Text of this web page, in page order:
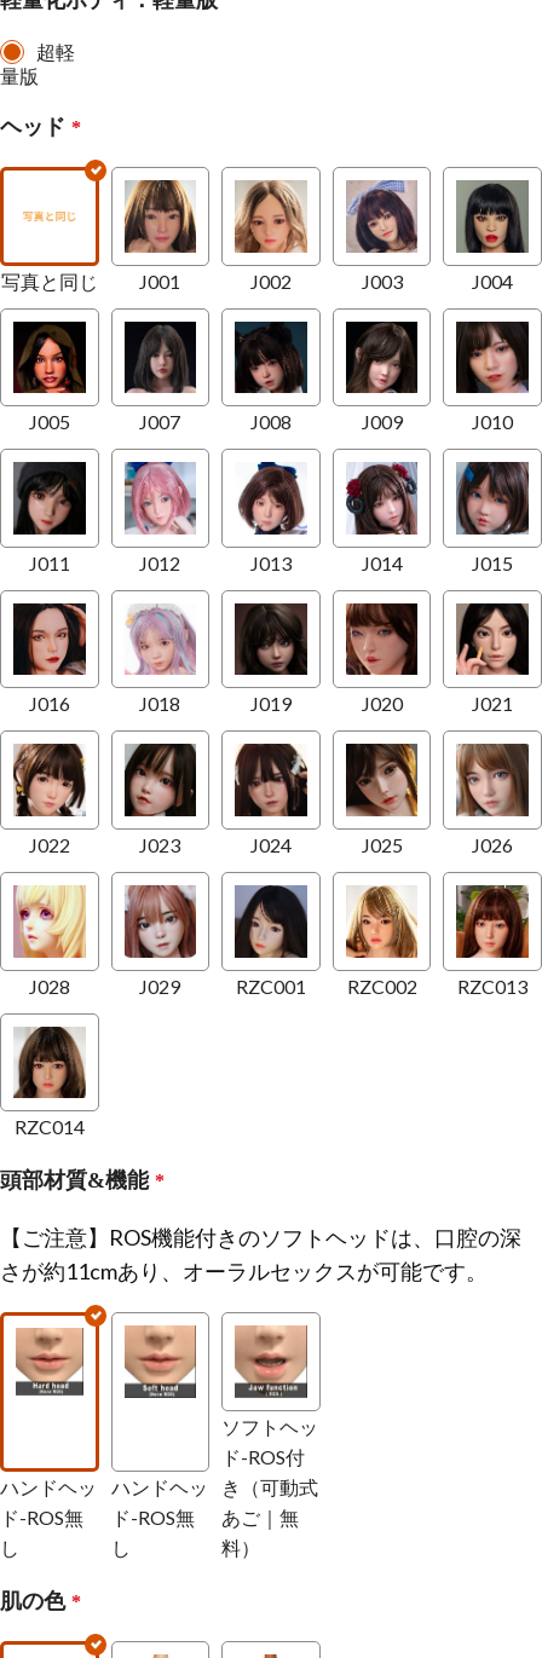
超軽
量版
ヘッド *
写真と同じ J001 J002 J003 J004
J005 J007 J008 J009 J010
J011 J012 J013 J014 J015
J016 J018 J019 J020 J021
J022 J023 J024 J025 J026
J028 J029 RZC001 RZC002 RZC013
RZC014
頭部材質&機能 *
【ご注意】ROS機能付きのソフトヘッドは、口腔の深
さが約11cmあり、オーラルセックスが可能です。
ハンドヘッ
ド-ROS無
し
ハンドヘッ
ド-ROS無
し
ソフトヘッ
ド-ROS付
き（可動式
あご｜無
料）
肌の色 *